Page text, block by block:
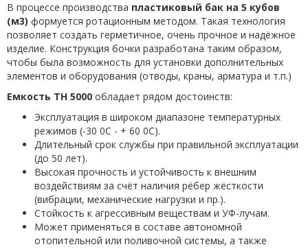
В процессе производства пластиковый бак на 5 кубов
(м3) формуется ротационным методом. Такая технология
позволяет создать герметичное, очень прочное и надёжное
изделие. Конструкция бочки разработана таким образом,
чтобы была возможность для установки дополнительных
элементов и оборудования (отводы, краны, арматура и т.п.)
Емкость TH 5000 обладает рядом достоинств:
Эксплуатация в широком диапазоне температурных
режимов (-30 0С - + 60 0С).
Длительный срок службы при правильной эксплуатации
(до 50 лет).
Высокая прочность и устойчивость к внешним
воздействиям за счёт наличия рёбер жёсткости
(вибрации, механические нагрузки и пр.).
Стойкость к агрессивным веществам и УФ-лучам.
Может применяться в составе автономной
отопительной или поливочной системы, а также